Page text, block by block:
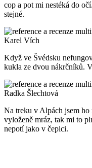
cop a pot mi nestéká do
stejné.
Karel Vích
Když ve Švédsku
kukla ze dvou nákrčníků.
Radka Šlechtová
Na treku v Alpách jsem ho
vyloženě mráz, tak mi to
nepotí jako v čepici.